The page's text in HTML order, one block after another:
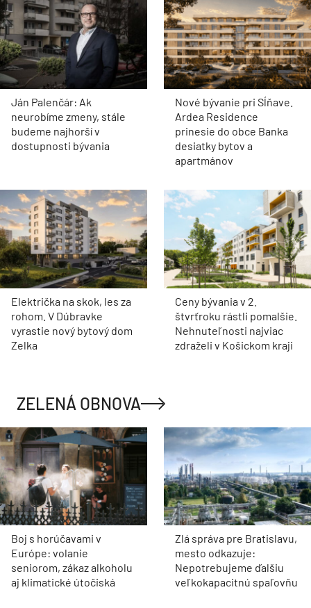
Ján Palenčár: Ak
neurobíme zmeny, stále
budeme najhorší v
dostupnosti bývania
Nové bývanie pri Sĺňave.
Ardea Residence
prinesie do obce Banka
desiatky bytov a
apartmánov
Električka na skok, les za
rohom. V Dúbravke
vyrastie nový bytový dom
Zelka
Ceny bývania v 2.
štvrťroku rástli pomalšie.
Nehnuteľnosti najviac
zdraželi v Košickom kraji
ZELENÁ OBNOVA
Boj s horúčavami v
Európe: volanie
seniorom, zákaz alkoholu
aj klimatické útočiská
Zlá správa pre Bratislavu,
mesto odkazuje:
Nepotrebujeme ďalšiu
veľkokapacitnú spaľovňu